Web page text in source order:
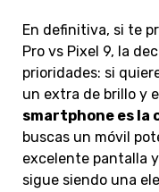
En definitiva, si te
Pro vs Pixel 9, la
prioridades: si
un extra de brillo y
smartphone es la
buscas un móvil
excelente pantalla
sigue siendo una